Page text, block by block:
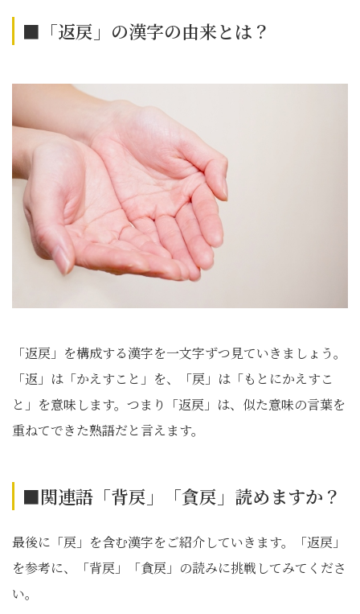
■「返戻」の漢字の由来とは？
「返戻」を構成する漢字を一文字ずつ見ていきましょう。
「返」は「かえすこと」を、「戻」は「もとにかえすこ
と」を意味します。つまり「返戻」は、似た意味の言葉を
重ねてできた熟語だと言えます。
■関連語「背戻」「貪戻」読めますか？
最後に「戻」を含む漢字をご紹介していきます。「返戻」
を参考に、「背戻」「貪戻」の読みに挑戦してみてくださ
い。